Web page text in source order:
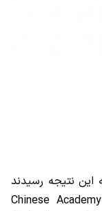
این شرکت چینی در سال 1984 به این نتیجه رسیدند
Chinese